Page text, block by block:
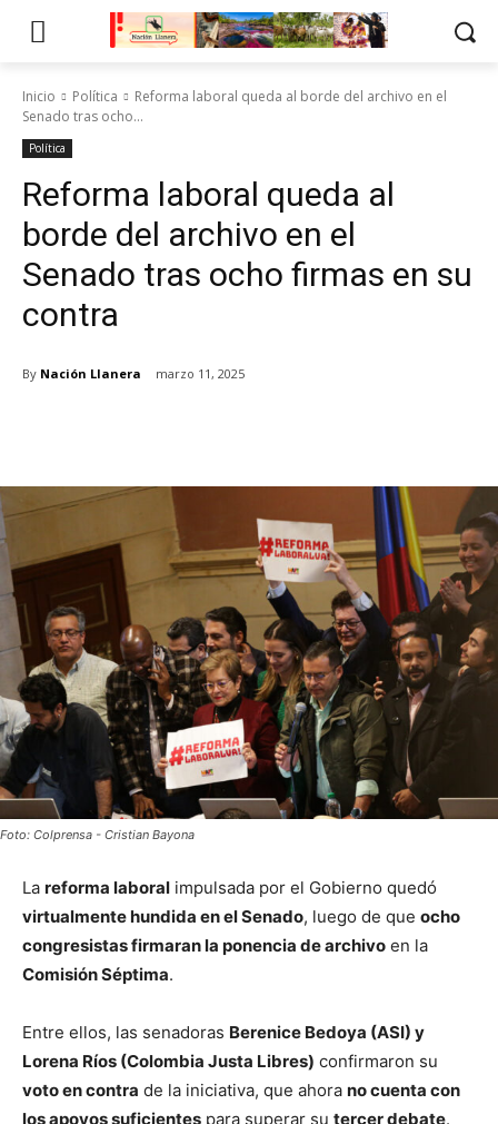
Inicio Política
Reforma laboral queda al borde del archivo en el
Senado tras ocho...
Política
Reforma laboral queda al
borde del archivo en el
Senado tras ocho firmas en su
contra
By Nación Llanera marzo 11, 2025
Foto: Colprensa - Cristian Bayona
La reforma laboral impulsada por el Gobierno quedó
virtualmente hundida en el Senado, luego de que ocho
congresistas firmaran la ponencia de archivo en la
Comisión Séptima.
Entre ellos, las senadoras Berenice Bedoya (ASI) y
Lorena Ríos (Colombia Justa Libres) confirmaron su
voto en contra de la iniciativa, que ahora no cuenta con
los apoyos suficientes para superar su tercer debate.